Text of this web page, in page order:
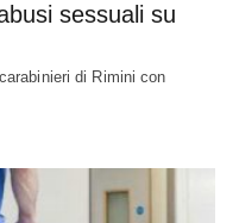
sessuali su
di Rimini con